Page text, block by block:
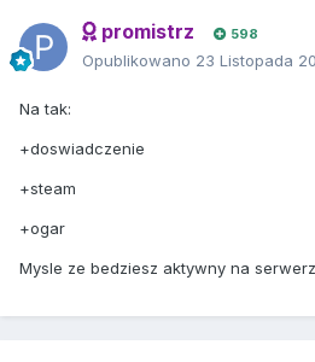
promistrz 598
Opublikowano 23 Listopada
Na tak:
+doswiadczenie
+steam
+ogar
Mysle ze bedziesz aktywny na